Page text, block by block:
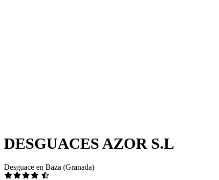
DESGUACES AZOR S.L
Desguace en Baza (Granada)